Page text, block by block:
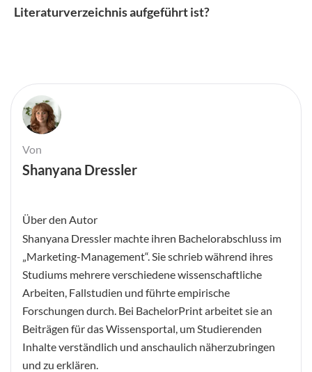
Literaturverzeichnis aufgeführt ist?
Von
Shanyana Dressler
Über den Autor
Shanyana Dressler machte ihren Bachelorabschluss im
„Marketing-Management“. Sie schrieb während ihres
Studiums mehrere verschiedene wissenschaftliche
Arbeiten, Fallstudien und führte empirische
Forschungen durch. Bei BachelorPrint arbeitet sie an
Beiträgen für das Wissensportal, um Studierenden
Inhalte verständlich und anschaulich näherzubringen
und zu erklären.